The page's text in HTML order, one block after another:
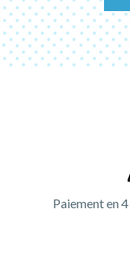
Paiement en